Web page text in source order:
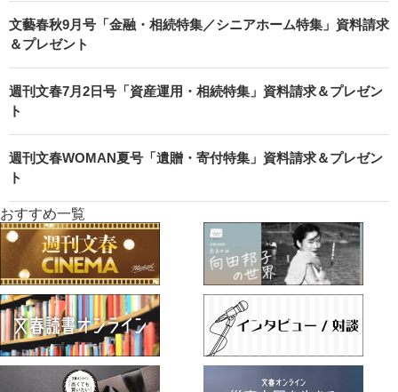
文藝春秋9月号「金融・相続特集／シニアホーム特集」資料請求
＆プレゼント
週刊文春7月2日号「資産運用・相続特集」資料請求＆プレゼン
ト
週刊文春WOMAN夏号「遺贈・寄付特集」資料請求＆プレゼン
ト
おすすめ一覧